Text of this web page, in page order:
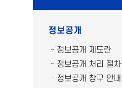
정보공개
정보공개 제도란
정보공개 처리 절차
정보공개 창구 안내